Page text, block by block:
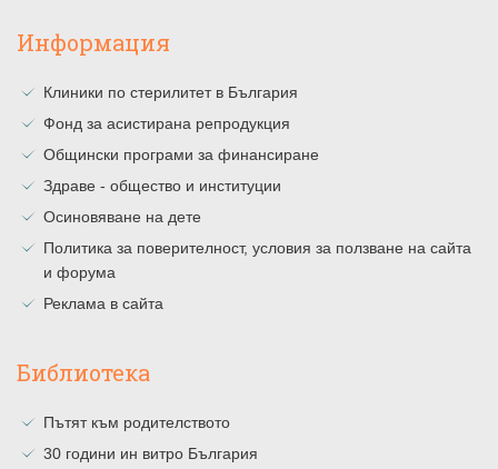
Информация
Клиники по стерилитет в България
Фонд за асистирана репродукция
Общински програми за финансиране
Здраве - общество и институции
Осиновяване на дете
Политика за поверителност, условия за ползване на сайта
и форума
Реклама в сайта
Библиотека
Пътят към родителството
30 години ин витро България